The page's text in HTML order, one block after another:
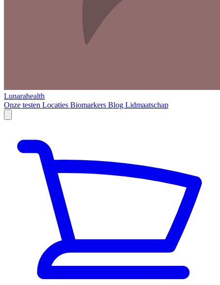
Lunarahealth
Onze testen Locaties Biomarkers Blog Lidmaatschap